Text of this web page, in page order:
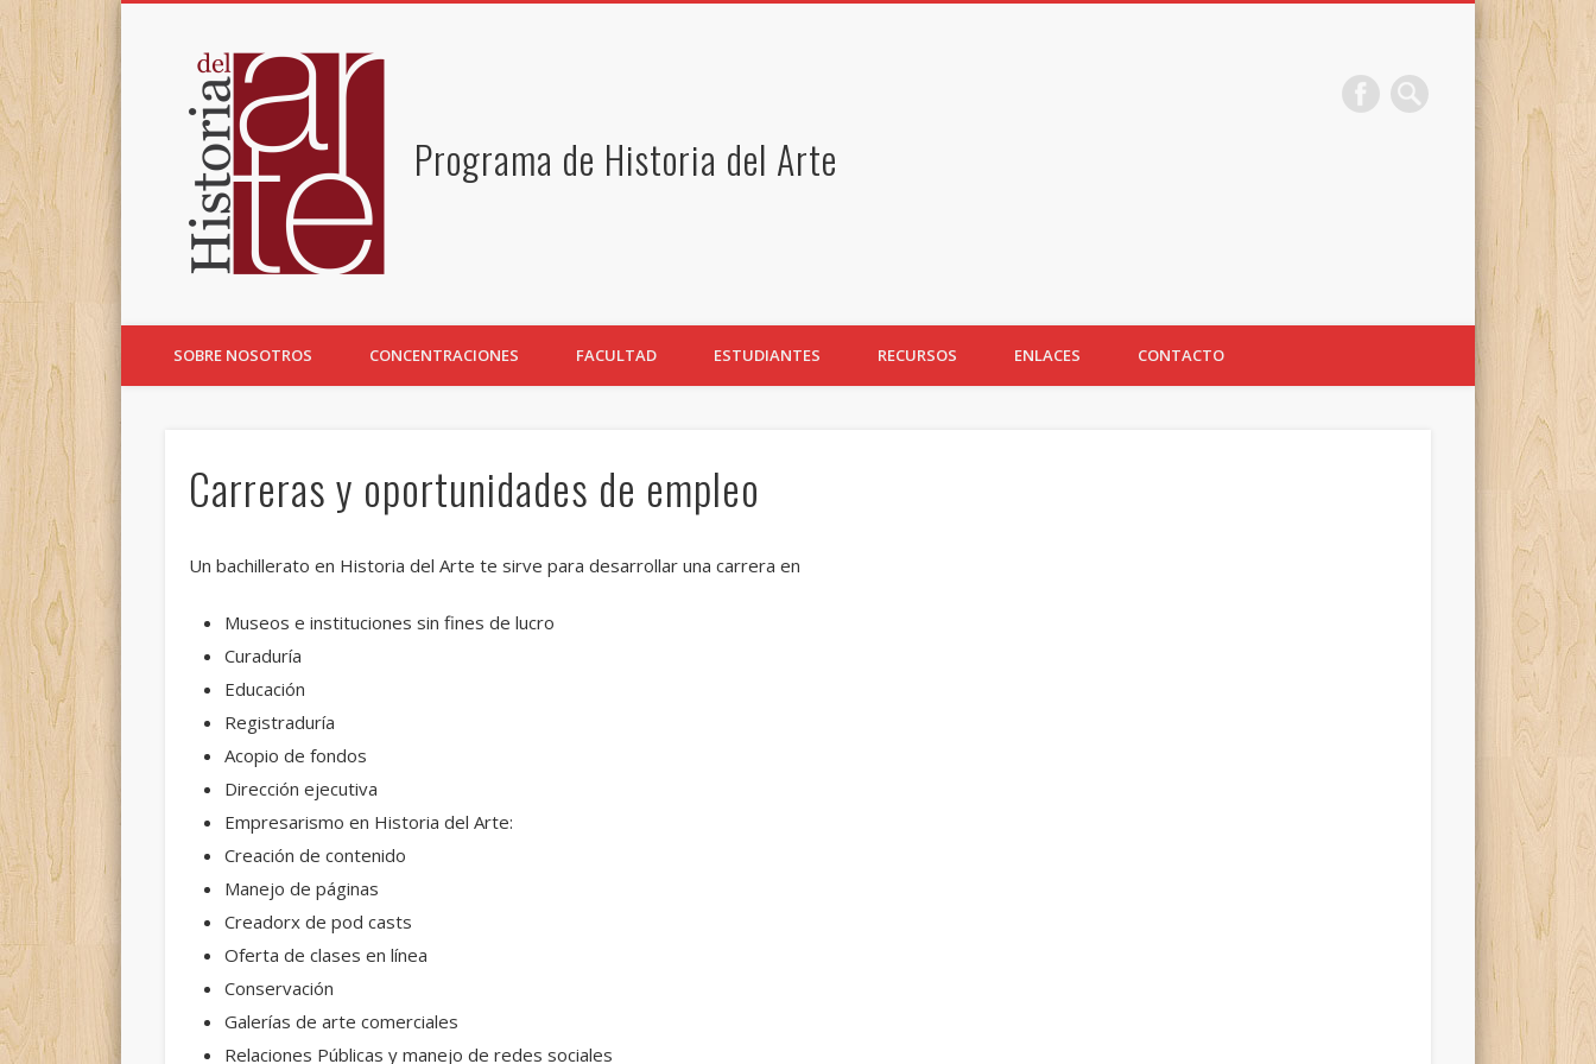
Programa de Historia del Arte
Facebook
SOBRE NOSOTROS CONCENTRACIONES FACULTAD ESTUDIANTES RECURSOS ENLACES CONTACTO
Carreras y oportunidades de empleo
Un bachillerato en Historia del Arte te sirve para desarrollar una carrera en
Museos e instituciones sin fines de lucro
Curaduría
Educación
Registraduría
Acopio de fondos
Dirección ejecutiva
Empresarismo en Historia del Arte:
Creación de contenido
Manejo de páginas
Creadorx de pod casts
Oferta de clases en línea
Conservación
Galerías de arte comerciales
Relaciones Públicas y manejo de redes sociales